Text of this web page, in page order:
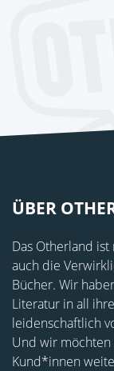
ÜBER
Das Otherland
auch die
Bücher. Wir
Literatur in all
leidenschaftlich
Und wir möchten
Kund*innen